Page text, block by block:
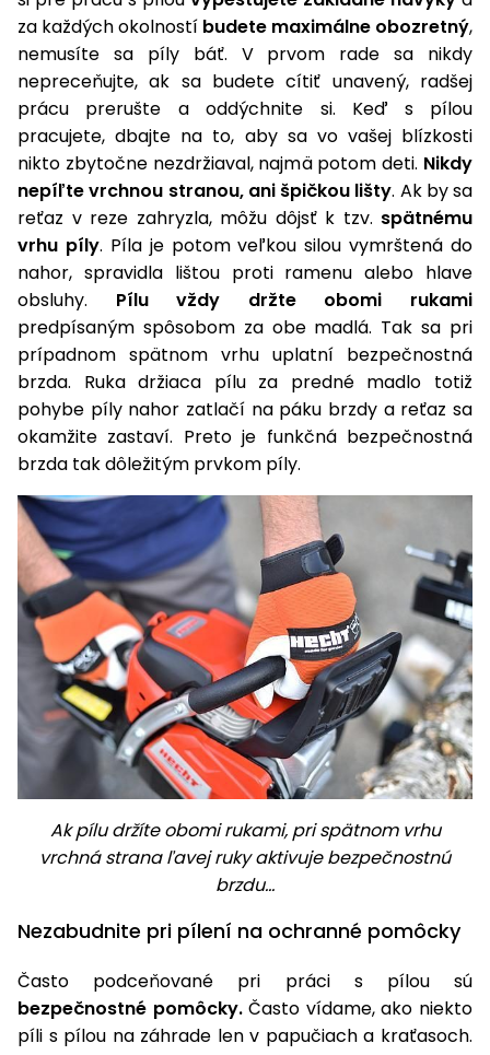
za každých okolností budete maximálne obozretný,
nemusíte sa píly báť. V prvom rade sa nikdy
nepreceňujte, ak sa budete cítiť unavený, radšej
prácu prerušte a oddýchnite si. Keď s pílou
pracujete, dbajte na to, aby sa vo vašej blízkosti
nikto zbytočne nezdržiaval, najmä potom deti. Nikdy
nepíľte vrchnou stranou, ani špičkou lišty. Ak by sa
reťaz v reze zahryzla, môžu dôjsť k tzv. spätnému
vrhu píly. Píla je potom veľkou silou vymrštená do
nahor, spravidla lištou proti ramenu alebo hlave
obsluhy. Pílu vždy držte obomi rukami
predpísaným spôsobom za obe madlá. Tak sa pri
prípadnom spätnom vrhu uplatní bezpečnostná
brzda. Ruka držiaca pílu za predné madlo totiž
pohybe píly nahor zatlačí na páku brzdy a reťaz sa
okamžite zastaví. Preto je funkčná bezpečnostná
brzda tak dôležitým prvkom píly.
Ak pílu držíte obomi rukami, pri spätnom vrhu
vrchná strana ľavej ruky aktivuje bezpečnostnú
brzdu...
Nezabudnite pri pílení na ochranné pomôcky
Často podceňované pri práci s pílou sú
bezpečnostné pomôcky.Často vídame, ako niekto
píli s pílou na záhrade len v papučiach a kraťasoch.